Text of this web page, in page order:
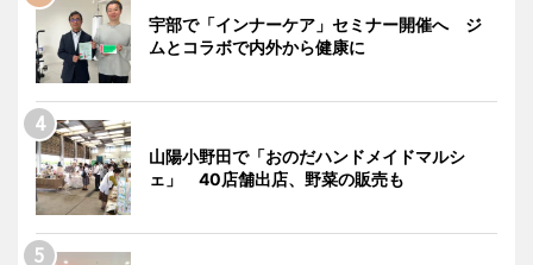
宇部で「インナーケア」セミナー開催へ ジ
ムとコラボで内外から健康に
山陽小野田で「おのだハンドメイドマルシ
ェ」 40店舗出店、野菜の販売も